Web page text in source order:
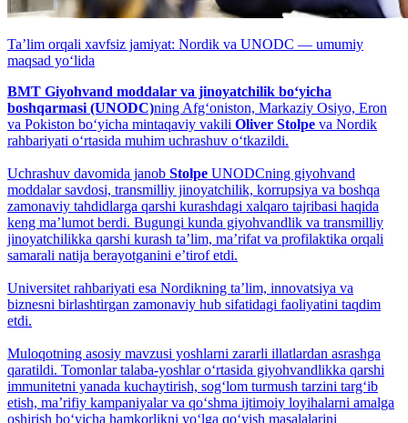
Taʼlim orqali xavfsiz jamiyat: Nordik va UNODC — umumiy
maqsad yo‘lida
BMT Giyohvand moddalar va jinoyatchilik bo‘yicha
boshqarmasi (UNODC)ning Afg‘oniston, Markaziy Osiyo, Eron
va Pokiston bo‘yicha mintaqaviy vakili Oliver Stolpe va Nordik
rahbariyati o‘rtasida muhim uchrashuv o‘tkazildi.
Uchrashuv davomida janob Stolpe UNODCning giyohvand
moddalar savdosi, transmilliy jinoyatchilik, korrupsiya va boshqa
zamonaviy tahdidlarga qarshi kurashdagi xalqaro tajribasi haqida
keng maʼlumot berdi. Bugungi kunda giyohvandlik va transmilliy
jinoyatchilikka qarshi kurash taʼlim, maʼrifat va profilaktika orqali
samarali natija berayotganini eʼtirof etdi.
Universitet rahbariyati esa Nordikning taʼlim, innovatsiya va
biznesni birlashtirgan zamonaviy hub sifatidagi faoliyatini taqdim
etdi.
Muloqotning asosiy mavzusi yoshlarni zararli illatlardan asrashga
qaratildi. Tomonlar talaba-yoshlar o‘rtasida giyohvandlikka qarshi
immunitetni yanada kuchaytirish, sog‘lom turmush tarzini targ‘ib
etish, maʼrifiy kampaniyalar va qo‘shma ijtimoiy loyihalarni amalga
oshirish bo‘yicha hamkorlikni yo‘lga qo‘yish masalalarini